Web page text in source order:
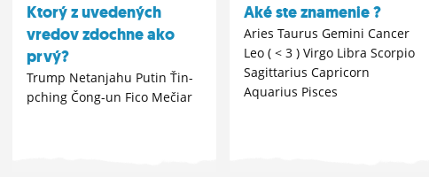
Ktorý z uvedených
vredov zdochne ako
prvý?
Trump Netanjahu Putin Ťin-
pching Čong-un Fico Mečiar
Aké ste znamenie ?
Aries Taurus Gemini Cancer
Leo ( < 3 ) Virgo Libra Scorpio
Sagittarius Capricorn
Aquarius Pisces